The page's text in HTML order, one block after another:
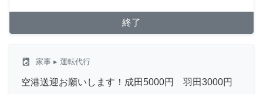
終了
local_laundry_service 家事 ▸ 運転代行
空港送迎お願いします！成田5000円 羽田3000円